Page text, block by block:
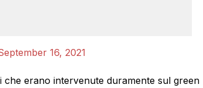
16, 2021
erano intervenute duramente sul green